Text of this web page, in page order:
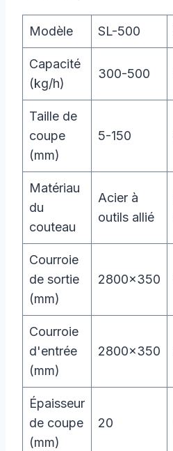
Modèle SL-500
Capacité
(kg/h)
300-500
Taille de
coupe
(mm)
5-150
Matériau
du
couteau
Acier à
outils allié
Courroie
de sortie
(mm)
2800×350
Courroie
d'entrée
(mm)
2800×350
Épaisseur
de coupe
(mm)
20